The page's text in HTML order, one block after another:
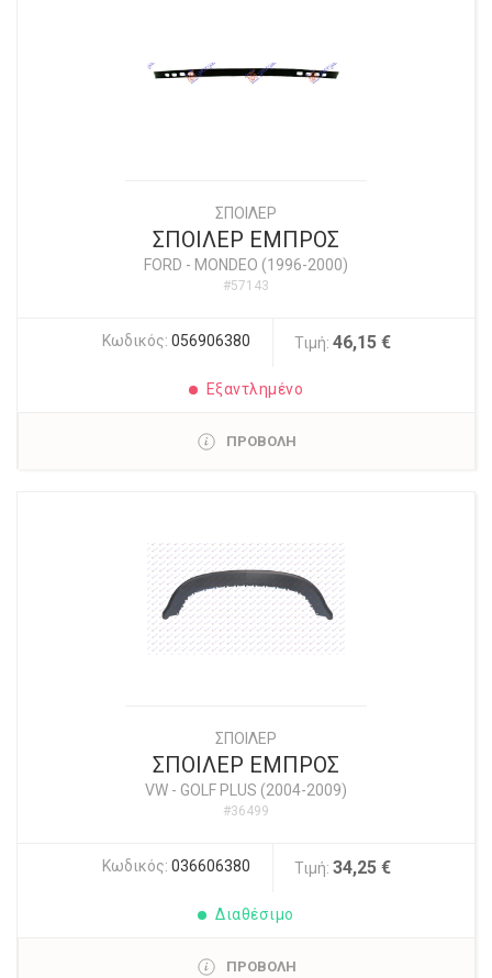
ΣΠΟΙΛΕΡ
ΣΠΟΙΛΕΡ ΕΜΠΡΟΣ
FORD - MONDEO (1996-2000)
#57143
Κωδικός: 056906380 Τιμή: 46,15 €
Εξαντλημένο
ΠΡΟΒΟΛΗ
ΣΠΟΙΛΕΡ
ΣΠΟΙΛΕΡ ΕΜΠΡΟΣ
VW - GOLF PLUS (2004-2009)
#36499
Κωδικός: 036606380 Τιμή: 34,25 €
Διαθέσιμο
ΠΡΟΒΟΛΗ